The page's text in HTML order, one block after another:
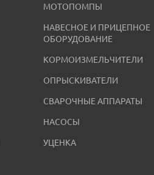
МОТОПОМПЫ
НАВЕСНОЕ И ПРИЦЕПНОЕ
ОБОРУДОВАНИЕ
КОРМОИЗМЕЛЬЧИТЕЛИ
ОПРЫСКИВАТЕЛИ
СВАРОЧНЫЕ АППАРАТЫ
НАСОСЫ
УЦЕНКА